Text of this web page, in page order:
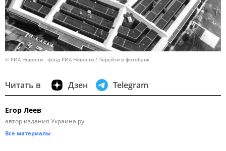
© РИА Новости . фонд РИА Новости Перейти в фотобанк
Читать в Дзен Telegram
Егор Леев
автор издания Украина.ру
Все материалы